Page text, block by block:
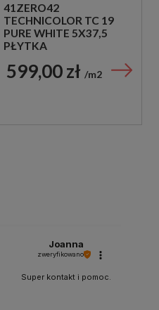
41ZERO42
TECHNICOLOR TC 19
PURE WHITE 5X37,5
PŁYTKA
599,00 zł m2
Joanna
zweryfikowano
Super kontakt i pomoc.